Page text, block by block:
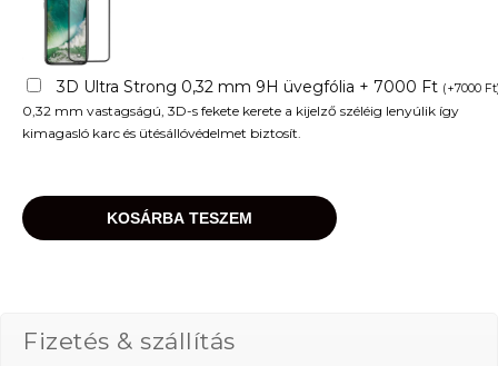
3D Ultra Strong 0,32 mm 9H üvegfólia + 7000 Ft (+7000 Ft
0,32 mm vastagságú, 3D-s fekete kerete a kijelző széléig lenyúlik így
kimagasló karc és ütésállóvédelmet biztosít.
KOSÁRBA TESZEM
Fizetés & szállítás